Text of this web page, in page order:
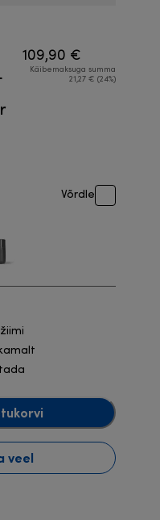
109,90 €
Käibemaksuga summa
21,27 € (24%)
Võrdle
veel